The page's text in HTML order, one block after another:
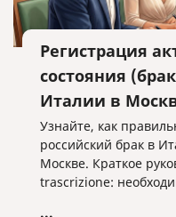
Регистрация
состояния
Италии в
Узнайте, как
российский брак в
Москве. Краткое
trascrizione:
...